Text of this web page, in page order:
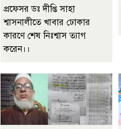
প্রফেসর ডঃ দীপ্তি সাহা
শ্বাসনালীতে খাবার ঢোকার
কারণে শেষ নিঃশ্বাস ত্যাগ
করেন।।